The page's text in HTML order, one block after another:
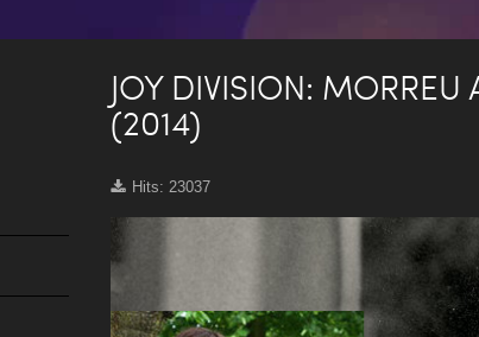
JOY DIVISION:
(2014)
Hits: 23037